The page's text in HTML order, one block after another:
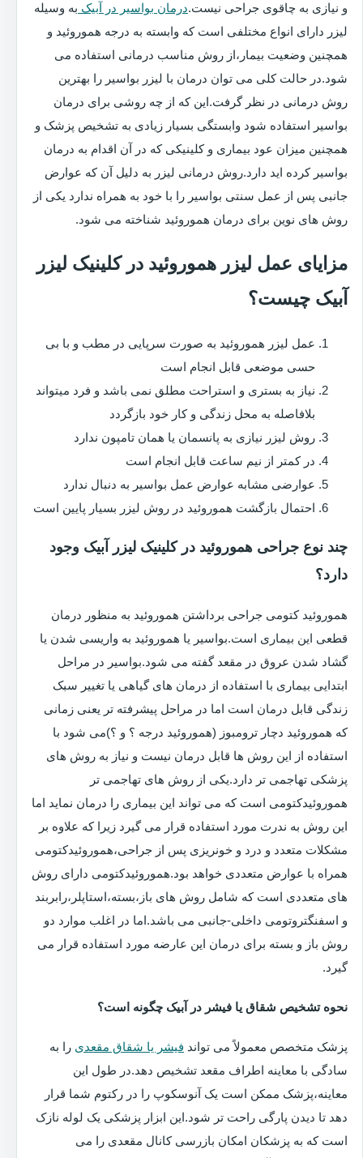
و نیازی به چاقوی جراحی نیست.درمان بواسیر در آبیک به وسیله
لیزر دارای انواع مختلفی است که وابسته به درجه هموروئید و
همچنین وضعیت بیمار،از روش مناسب درمانی استفاده می
شود.در حالت کلی می توان درمان با لیزر بواسیر را بهترین
روش درمانی در نظر گرفت.این که از چه روشی برای درمان
بواسیر استفاده شود وابستگی بسیار زیادی به تشخیص پزشک و
همچنین میزان عود بیماری و کلینیکی که در آن اقدام به درمان
بواسیر کرده اید دارد.روش درمانی لیزر به دلیل آن که عوارض
جانبی پس از عمل سنتی بواسیر را با خود به همراه ندارد یکی از
روش های نوین برای درمان هموروئید شناخته می شود.
مزایای عمل لیزر هموروئید در کلینیک لیزر
آبیک چیست؟
عمل لیزر هموروئید به صورت سرپایی در مطب و با بی
حسی موضعی قابل انجام است
نیاز به بستری و استراحت مطلق نمی باشد و فرد میتواند
بلافاصله به محل زندگی و کار خود بازگردد
روش لیزر نیازی به پانسمان یا همان تامپون ندارد
در کمتر از نیم ساعت قابل انجام است
عوارضی مشابه عوارض عمل بواسیر به دنبال ندارد
احتمال بازگشت هموروئید در روش لیزر بسیار پایین است
چند نوع جراحی هموروئید در کلینیک لیزر آبیک وجود
دارد؟
هموروئید کتومی جراحی برداشتن هموروئید به منظور درمان
قطعی این بیماری است.بواسیر یا هموروئید به واریسی شدن یا
گشاد شدن عروق در مقعد گفته می شود.بواسیر در مراحل
ابتدایی بیماری با استفاده از درمان های گیاهی یا تغییر سبک
زندگی قابل درمان است اما در مراحل پیشرفته تر یعنی زمانی
که هموروئید دچار ترومبوز (هموروئید درجه ؟ و ؟)می شود با
استفاده از این روش ها قابل درمان نیست و نیاز به روش های
پزشکی تهاجمی تر دارد.یکی از روش های تهاجمی تر
هموروئیدکتومی است که می تواند این بیماری را درمان نماید اما
این روش به ندرت مورد استفاده قرار می گیرد زیرا که علاوه بر
مشکلات متعدد و درد و خونریزی پس از جراحی،هموروئیدکتومی
همراه با عوارض متعددی خواهد بود.هموروئیدکتومی دارای روش
های متعددی است که شامل روش های باز،بسته،استاپلر،رابربند
و اسفنگتروتومی داخلی-جانبی می باشد.اما در اغلب موارد دو
روش باز و بسته برای درمان این عارضه مورد استفاده قرار می
گیرد.
نحوه تشخیص شقاق یا فیشر در آبیک چگونه است؟
پزشک متخصص معمولاً می تواند فیشر یا شقاق مقعدی را به
سادگی با معاینه اطراف مقعد تشخیص دهد.در طول این
معاینه،پزشک ممکن است یک آنوسکوپ را در رکتوم شما قرار
دهد تا دیدن پارگی راحت تر شود.این ابزار پزشکی یک لوله نازک
است که به پزشکان امکان بازرسی کانال مقعدی را می